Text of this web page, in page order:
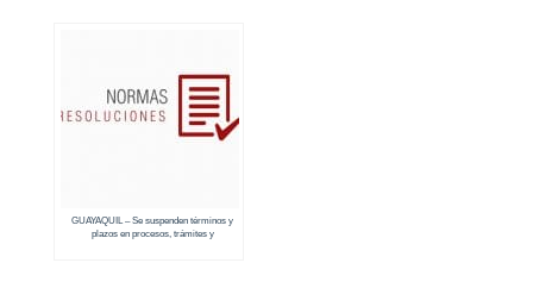
GUAYAQUIL – Se suspenden términos y
plazos en procesos, trámites y